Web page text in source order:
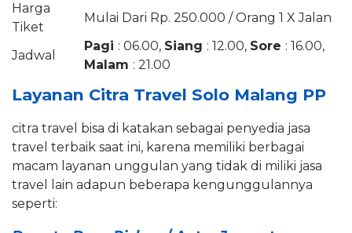
Harga
Tiket
Mulai Dari Rp. 250.000 / Orang 1 X Jalan
Jadwal
Pagi : 06.00, Siang : 12.00, Sore : 16.00,
Malam : 21.00
Layanan Citra Travel Solo Malang PP
citra travel bisa di katakan sebagai penyedia jasa
travel terbaik saat ini, karena memiliki berbagai
macam layanan unggulan yang tidak di miliki jasa
travel lain adapun beberapa kengunggulannya
seperti: